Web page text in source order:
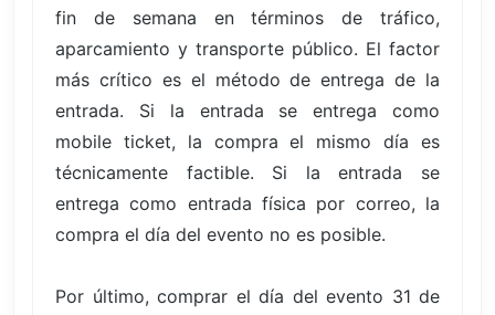
fin de semana en términos de tráfico,
aparcamiento y transporte público. El factor
más crítico es el método de entrega de la
entrada. Si la entrada se entrega como
mobile ticket, la compra el mismo día es
técnicamente factible. Si la entrada se
entrega como entrada física por correo, la
compra el día del evento no es posible.
Por último, comprar el día del evento 31 de